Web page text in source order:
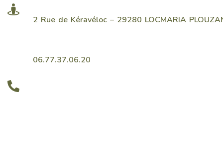
2 Rue de Kéravéloc – 29280 LOCMARIA
06.77.37.06.20